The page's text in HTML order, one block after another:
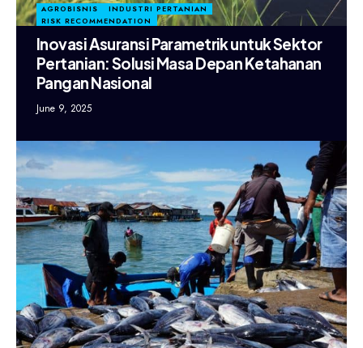
AGROBISNIS
INDUSTRI PERTANIAN
RISK RECOMMENDATION
Inovasi Asuransi Parametrik untuk Sektor
Pertanian: Solusi Masa Depan Ketahanan
Pangan Nasional
June 9, 2025